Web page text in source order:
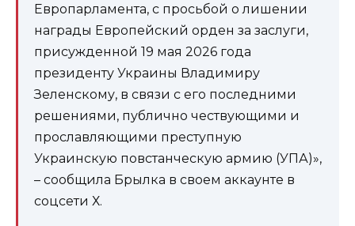
Европарламента, с просьбой о лишении
награды Европейский орден за заслуги,
присужденной 19 мая 2026 года
президенту Украины Владимиру
Зеленскому, в связи с его последними
решениями, публично чествующими и
прославляющими преступную
Украинскую повстанческую армию (УПА)»,
– сообщила Брылка в своем аккаунте в
соцсети Х.